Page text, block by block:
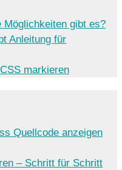
gibt es?
Anleitung für
markieren
Quellcode anzeigen
– Schritt für Schritt